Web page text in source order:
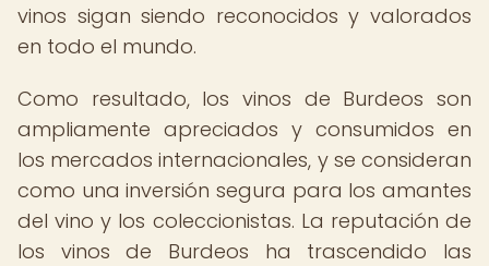
vinos sigan siendo reconocidos y valorados
en todo el mundo.
Como resultado, los vinos de Burdeos son
ampliamente apreciados y consumidos en
los mercados internacionales, y se consideran
como una inversión segura para los amantes
del vino y los coleccionistas. La reputación de
los vinos de Burdeos ha trascendido las